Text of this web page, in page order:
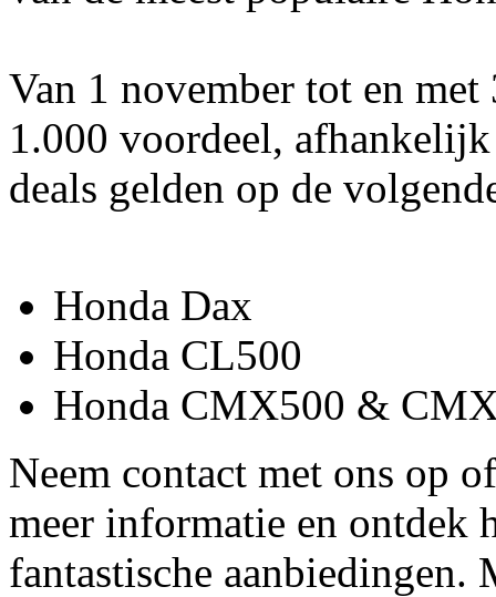
Van 1 november tot en
1.000 voordeel,
deals gelden op de
Honda Dax
Honda CL500
Honda CMX500 &
Neem contact met ons op
meer informatie en ontdek
fantastische aanbiedingen.